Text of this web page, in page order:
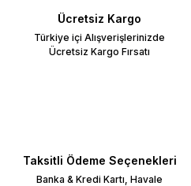
Ücretsiz Kargo
Türkiye içi Alışverişlerinizde
Ücretsiz Kargo Fırsatı
Taksitli Ödeme Seçenekleri
Banka & Kredi Kartı, Havale